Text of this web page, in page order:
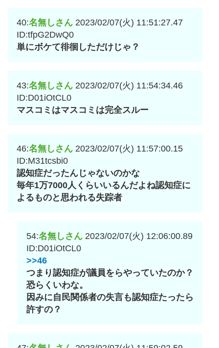
40:名無しさん 2023/02/07(火) 11:51:27.47
ID:tfpG2DwQ0
単にボケて徘徊しただけじゃ？
43:名無しさん 2023/02/07(火) 11:54:34.46
ID:D01iOtCL0
マスコミはマスコミは完全スルー
46:名無しさん 2023/02/07(火) 11:57:00.15
ID:M31tcsbi0
認知症だったんじゃないのかな
毎年1万7000人くらいいるんだよね認知症に
よるものと思われる失踪者
54:名無しさん 2023/02/07(火) 12:06:00.89
ID:D01iOtCL0
>>46
つまり認知症が議員をらやっていたのか？
恐らくいわな。
因みに自民関係者の失言も認知症たったら
許すの？